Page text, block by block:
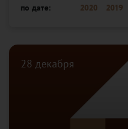
по дате:
2020
2019
28 декабря